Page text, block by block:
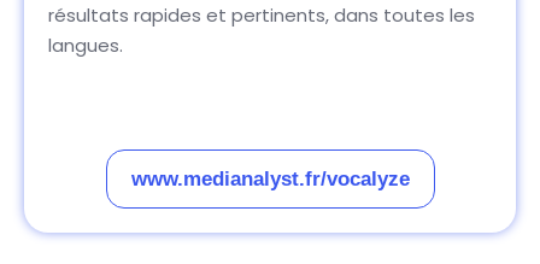
résultats rapides et pertinents, dans toutes les
langues.
www.medianalyst.fr/vocalyze